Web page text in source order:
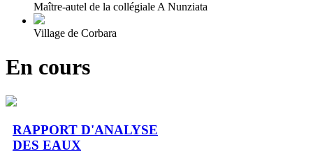
Maître-autel de la collégiale A Nunziata
Village de Corbara
En cours
RAPPORT D'ANALYSE
DES EAUX